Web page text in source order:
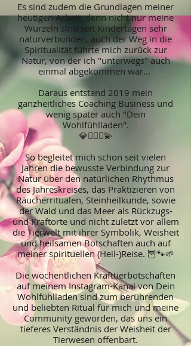
Es sind zudem die Grundlagen meiner
heutigen Arbeit, denn nicht nur meine
Wurzeln sind seit Kindertagen sehr
naturverbunden, auch der Weg in die
Spiritualität führte mich zurück zur
Natur, von der ich "unterwegs" auch
einmal abgekommen war...
Daraus entstand 2019 mein
ganzheitliches Coaching Business und
wenig später auch "Dein
Wohlfühlladen".
💎🧘🏼‍♀💫
So begleitet mich schon seit vielen
Jahren die bewusste Verbindung zur
Natur über den natürlichen Rhythmus
des Jahreskreises, das Praktizieren von
Räucherritualen, Steinheilkunde, sowie
der Wald und das Meer als Rückzugs-
und Kraftorte und nicht zuletzt vor allem
die Tierwelt mit ihrer Symbolik, Weisheit
und heilsamen Botschaften auch auf
meiner spirituellen (Heil-)Reise. 🦉🐾🌱
Die wöchentlichen Krafttierbotschaften
auf meinem Instagram-Kanal von Dein
Wohlfühlladen sind zum berührenden
und beliebten Ritual für mich und meine
Community geworden, das uns ein
tieferes Verständnis der Weisheit der
Tierwesen offenbart.